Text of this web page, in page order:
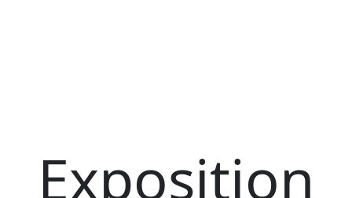
Exposition